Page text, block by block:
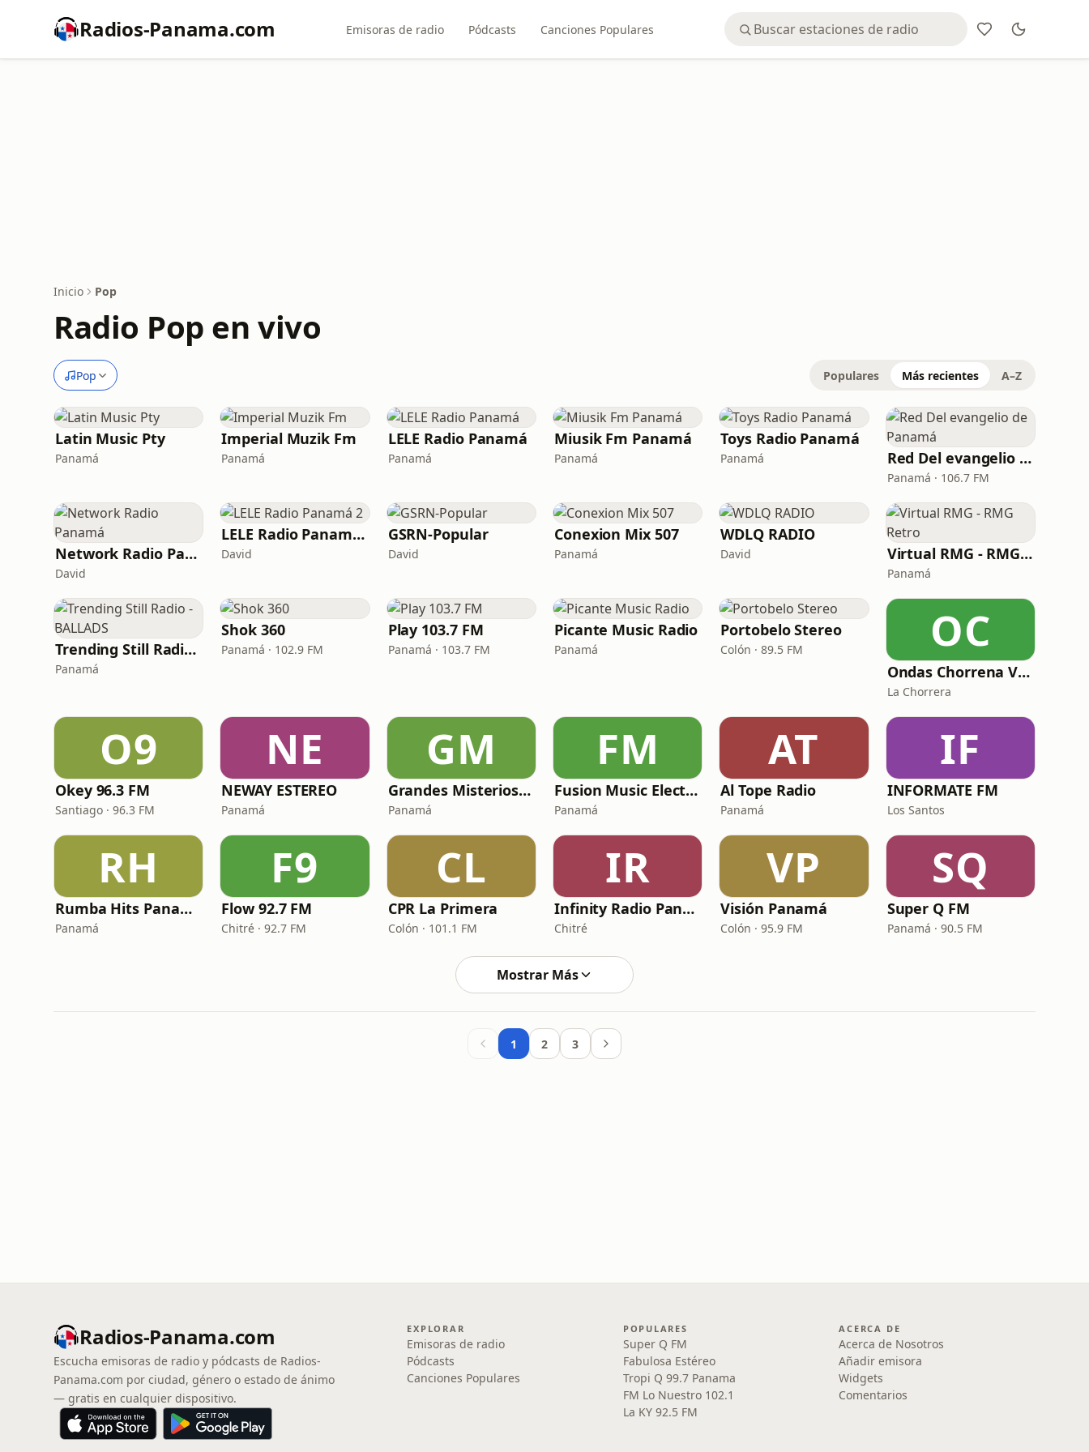
Radios-Panama.com Emisoras de radio Pódcasts Canciones Populares
Inicio Pop
Radio Pop en vivo
Pop Populares Más recientes A–Z
Latin Music Pty
Panamá
Imperial Muzik Fm
Panamá
LELE Radio Panamá
Panamá
Miusik Fm Panamá
Panamá
Toys Radio Panamá
Panamá Red Del evangelio de Panamá
Panamá · 106.7 FM
Network Radio Panamá
David
LELE Radio Panamá 2
David
GSRN-Popular
David
Conexion Mix 507
Panamá
WDLQ RADIO
David Virtual RMG - RMG Retro
Panamá
Trending Still Radio - BALLADS
Panamá
Shok 360
Panamá · 102.9 FM
Play 103.7 FM
Panamá · 103.7 FM
Picante Music Radio
Panamá
Portobelo Stereo
Colón · 89.5 FM OC
Ondas Chorrena Vida
La Chorrera
O9
Okey 96.3 FM
Santiago · 96.3 FM
NE
NEWAY ESTEREO
Panamá
GM
Grandes Misterios Radio
Panamá
FM
Fusion Music Electronic
Panamá
AT
Al Tope Radio
Panamá
IF
INFORMATE FM
Los Santos
RH
Rumba Hits Panama
Panamá
F9
Flow 92.7 FM
Chitré · 92.7 FM
CL
CPR La Primera
Colón · 101.1 FM
IR
Infinity Radio Panamá
Chitré
VP
Visión Panamá
Colón · 95.9 FM
SQ
Super Q FM
Panamá · 90.5 FM
Mostrar Más
1 2 3
Radios-Panama.com
Escucha emisoras de radio y pódcasts de Radios-
Panama.com por ciudad, género o estado de ánimo
— gratis en cualquier dispositivo.
EXPLORAR
Emisoras de radio
Pódcasts
Canciones Populares
POPULARES
Super Q FM
Fabulosa Estéreo
Tropi Q 99.7 Panama
FM Lo Nuestro 102.1
La KY 92.5 FM
ACERCA DE
Acerca de Nosotros
Añadir emisora
Widgets
Comentarios